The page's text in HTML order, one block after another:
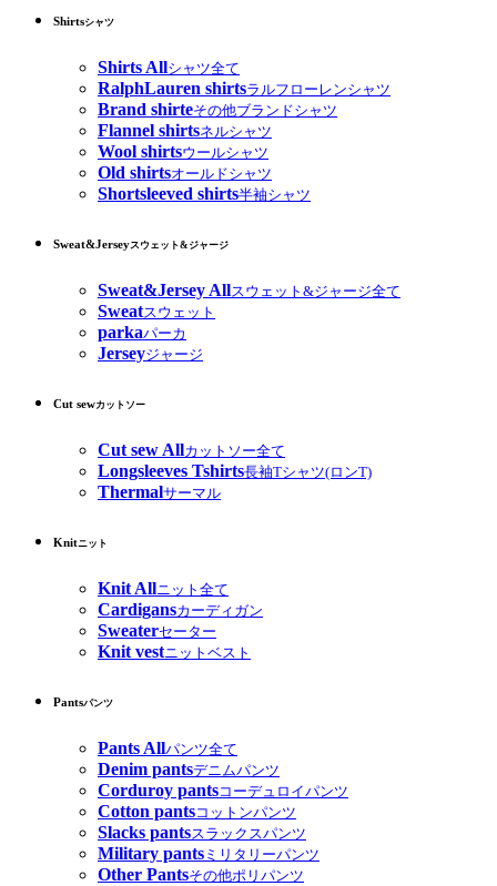
Shirtsシャツ
Shirts Allシャツ全て
RalphLauren shirtsラルフローレンシャツ
Brand shirteその他ブランドシャツ
Flannel shirtsネルシャツ
Wool shirtsウールシャツ
Old shirtsオールドシャツ
Shortsleeved shirts半袖シャツ
Sweat&Jerseyスウェット&ジャージ
Sweat&Jersey Allスウェット&ジャージ全て
Sweatスウェット
parkaパーカ
Jerseyジャージ
Cut sewカットソー
Cut sew Allカットソー全て
Longsleeves Tshirts長袖Tシャツ(ロンT)
Thermalサーマル
Knitニット
Knit Allニット全て
Cardigansカーディガン
Sweaterセーター
Knit vestニットベスト
Pantsパンツ
Pants Allパンツ全て
Denim pantsデニムパンツ
Corduroy pantsコーデュロイパンツ
Cotton pantsコットンパンツ
Slacks pantsスラックスパンツ
Military pants ミリタリーパンツ
Other Pantsその他ポリパンツ